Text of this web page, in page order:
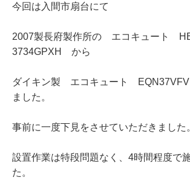
今回は入間市扇台にて
2007製長府製作所の エコキュート
3734GPXH から
ダイキン製 エコキュート
ました。
事前に一度下見をさせていただきました
設置作業は特段問題なく、4時間程度で
た。